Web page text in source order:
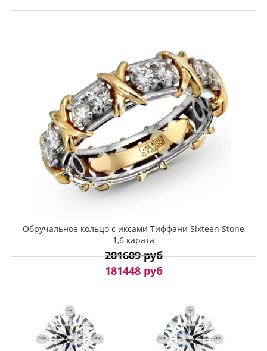
Обручальное кольцо с иксами Тиффани Sixteen Stone
1,6 карата
201609 руб
181448 руб